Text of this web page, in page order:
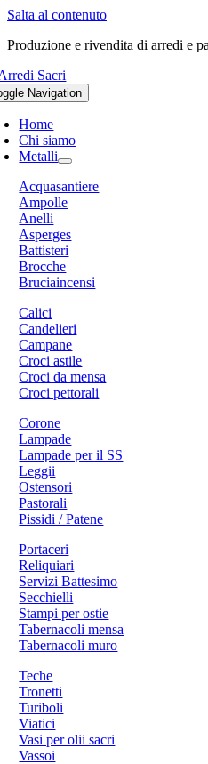
Salta al contenuto
Produzione e rivendita di arredi e
Navigation
Home
Chi siamo
Metalli
Acquasantiere
Ampolle
Anelli
Asperges
Battisteri
Brocche
Bruciaincensi
Calici
Candelieri
Campane
Croci astile
Croci da mensa
Croci pettorali
Corone
Lampade
Lampade per il SS
Leggii
Ostensori
Pastorali
Pissidi / Patene
Portaceri
Reliquiari
Servizi Battesimo
Secchielli
Stampi per ostie
Tabernacoli mensa
Tabernacoli muro
Teche
Tronetti
Turiboli
Viatici
Vasi per olii sacri
Vassoi